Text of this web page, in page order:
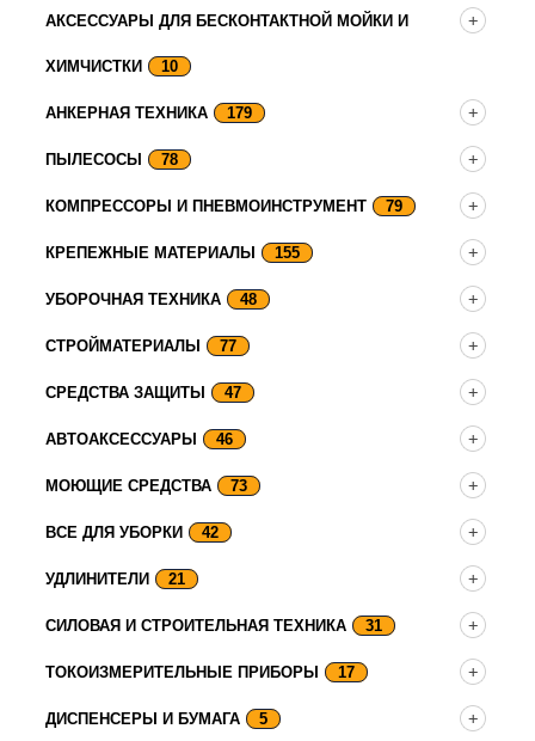
АКСЕССУАРЫ ДЛЯ БЕСКОНТАКТНОЙ МОЙКИ И
ХИМЧИСТКИ 10
АНКЕРНАЯ ТЕХНИКА 179
ПЫЛЕСОСЫ 78
КОМПРЕССОРЫ И ПНЕВМОИНСТРУМЕНТ 79
КРЕПЕЖНЫЕ МАТЕРИАЛЫ 155
УБОРОЧНАЯ ТЕХНИКА 48
СТРОЙМАТЕРИАЛЫ 77
СРЕДСТВА ЗАЩИТЫ 47
АВТОАКСЕССУАРЫ 46
МОЮЩИЕ СРЕДСТВА 73
ВСЕ ДЛЯ УБОРКИ 42
УДЛИНИТЕЛИ 21
СИЛОВАЯ И СТРОИТЕЛЬНАЯ ТЕХНИКА 31
ТОКОИЗМЕРИТЕЛЬНЫЕ ПРИБОРЫ 17
ДИСПЕНСЕРЫ И БУМАГА 5